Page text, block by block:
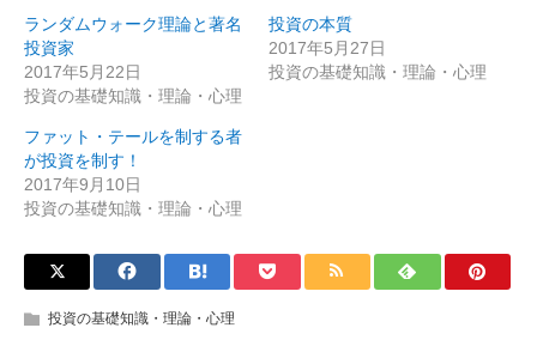
ランダムウォーク理論と著名
投資家
2017年5月22日
投資の基礎知識・理論・心理
投資の本質
2017年5月27日
投資の基礎知識・理論・心理
ファット・テールを制する者
が投資を制す！
2017年9月10日
投資の基礎知識・理論・心理
投資の基礎知識・理論・心理